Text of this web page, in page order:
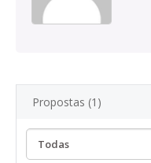
Propostas (1)